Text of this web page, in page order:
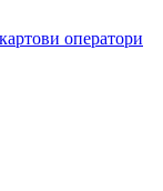
оператори